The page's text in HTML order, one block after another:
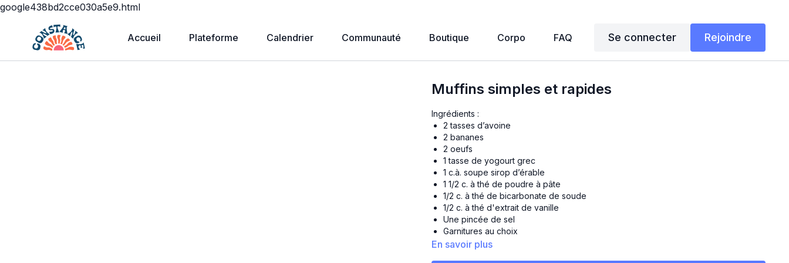
google438bd2cce030a5e9.html
Accueil Plateforme Calendrier Communauté Boutique Corpo FAQ Se connecter Rejoindre
Muffins simples et rapides
Ingrédients :
2 tasses d’avoine
2 bananes
2 oeufs
1 tasse de yogourt grec
1 c.à. soupe sirop d’érable
1 1/2 c. à thé de poudre à pâte
1/2c. à thé de bicarbonate de soude
1/2c. à thé d'extrait de vanille
Une pincée de sel
Garnitures au choix
En savoir plus